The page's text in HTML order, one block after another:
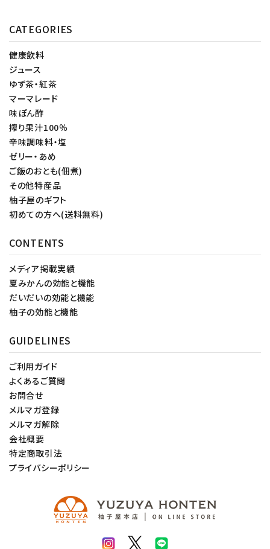
CATEGORIES
健康飲料
ジュース
ゆず茶・紅茶
マーマレード
味ぽん酢
搾り果汁100％
辛味調味料・塩
ゼリー・あめ
ご飯のおとも(佃煮)
その他特産品
柚子屋のギフト
初めての方へ(送料無料)
CONTENTS
メディア掲載実績
夏みかんの効能と機能
だいだいの効能と機能
柚子の効能と機能
GUIDELINES
ご利用ガイド
よくあるご質問
お問合せ
メルマガ登録
メルマガ解除
会社概要
特定商取引法
プライバシーポリシー